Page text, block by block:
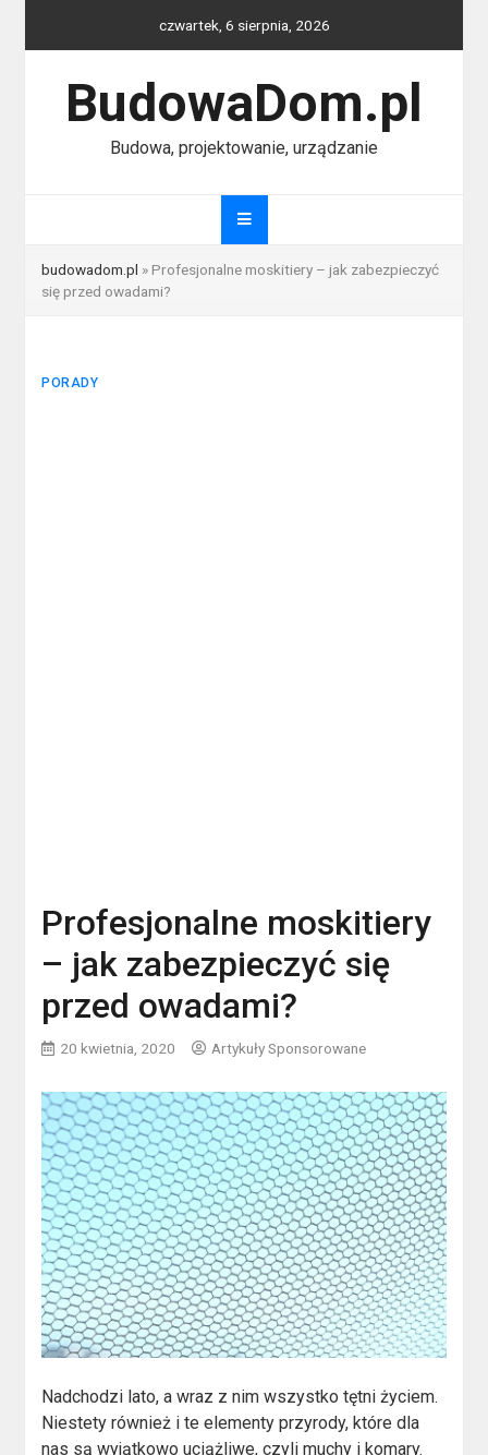
czwartek, 6 sierpnia, 2026
BudowaDom.pl
Budowa, projektowanie, urządzanie
budowadom.pl » Profesjonalne moskitiery – jak zabezpieczyć
się przed owadami?
PORADY
Profesjonalne moskitiery
– jak zabezpieczyć się
przed owadami?
20 kwietnia, 2020 Artykuły Sponsorowane
Nadchodzi lato, a wraz z nim wszystko tętni życiem.
Niestety również i te elementy przyrody, które dla
nas są wyjątkowo uciążliwe, czyli muchy i komary.